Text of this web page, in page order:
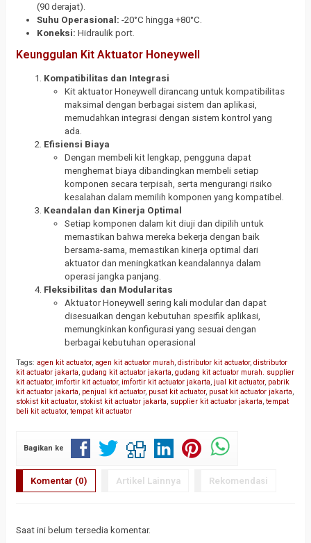
(90 derajat).
Suhu Operasional: -20°C hingga +80°C.
Koneksi: Hidraulik port.
Keunggulan Kit Aktuator Honeywell
Kompatibilitas dan Integrasi
Kit aktuator Honeywell dirancang untuk kompatibilitas
maksimal dengan berbagai sistem dan aplikasi,
memudahkan integrasi dengan sistem kontrol yang
ada.
Efisiensi Biaya
Dengan membeli kit lengkap, pengguna dapat
menghemat biaya dibandingkan membeli setiap
komponen secara terpisah, serta mengurangi risiko
kesalahan dalam memilih komponen yang kompatibel.
Keandalan dan Kinerja Optimal
Setiap komponen dalam kit diuji dan dipilih untuk
memastikan bahwa mereka bekerja dengan baik
bersama-sama, memastikan kinerja optimal dari
aktuator dan meningkatkan keandalannya dalam
operasi jangka panjang.
Fleksibilitas dan Modularitas
Aktuator Honeywell sering kali modular dan dapat
disesuaikan dengan kebutuhan spesifik aplikasi,
memungkinkan konfigurasi yang sesuai dengan
berbagai kebutuhan operasional
Tags: agen kit actuator, agen kit actuator murah, distributor kit actuator, distributor
kit actuator jakarta, gudang kit actuator jakarta, gudang kit actuator murah. supplier
kit actuator, imfortir kit actuator, imfortir kit actuator jakarta, jual kit actuator, pabrik
kit actuator jakarta, penjual kit actuator, pusat kit actuator, pusat kit actuator jakarta,
stokist kit actuator, stokist kit actuator jakarta, supplier kit actuator jakarta, tempat
beli kit actuator, tempat kit actuator
Bagikan ke
Komentar (0) Artikel Lainnya Rekomendasi
Saat ini belum tersedia komentar.